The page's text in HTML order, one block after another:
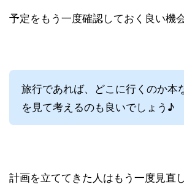
予定をもう一度確認しておく良い機
旅行であれば、どこに行くのか本
を見て考えるのも良いでしょう♪
計画を立ててきた人はもう一度見直